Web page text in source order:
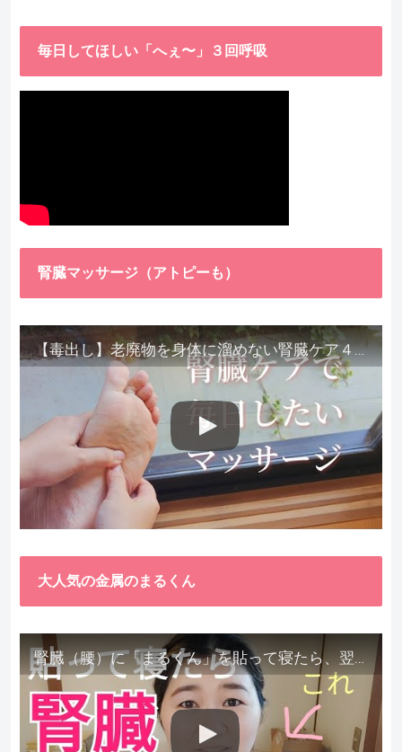
毎日してほしい「へぇ〜」３回呼吸
腎臓マッサージ（アトピーも）
【毒出し】老廃物を身体に溜めない腎臓ケア４種をご紹介します。
大人気の金属のまるくん
腎臓（腰）に「まるくん」を貼って寝たら、翌朝めちゃ楽でびっくりしました。腎臓叩いても痛くない！【お客様の声を試してみた】